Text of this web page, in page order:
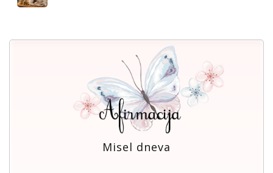
Misel dneva